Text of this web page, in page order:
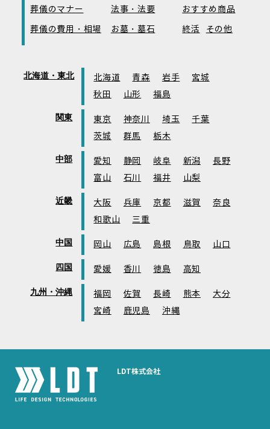
葬儀のマナー
法事・法要
おすすめ商品
葬儀の費用・相場
お墓・墓石 終活 その他
北海道・東北 北海道 青森 岩手
宮城
秋田
山形 福島
関東 東京 神奈川 埼玉
千葉
茨城
群馬 栃木
中部 愛知 静岡 岐阜 新潟
長野
富山
石川 福井 山梨
近畿 大阪 兵庫 京都 滋賀
奈良
和歌山
三重
中国 岡山 広島 島根 鳥取 山口
四国 愛媛 香川 徳島 高知
九州・沖縄 福岡 佐賀 長崎 熊本
大分
宮崎
鹿児島 沖縄
LDT株式会社